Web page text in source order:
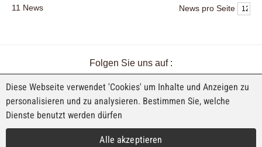
11 News News pro Seite
Folgen Sie uns auf :
EINE AUSSTELLUNG VON FAJI SA
Rue Industrielle 98
Diese Webseite verwendet 'Cookies' um Inhalte und Anzeigen zu
personalisieren und zu analysieren. Bestimmen Sie, welche
Dienste benutzt werden dürfen
Alle akzeptieren